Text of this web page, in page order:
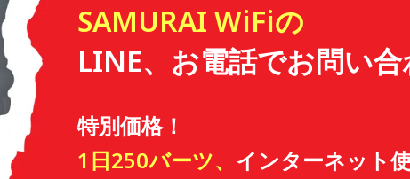
SAMURAI WiFiの
LINE、お電話でお問い合
特別価格！
1日250バーツ、 インターネット